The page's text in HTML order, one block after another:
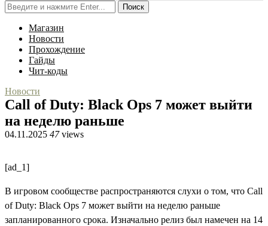
Поиск
Магазин
Новости
Прохождение
Гайды
Чит-коды
Новости
Call of Duty: Black Ops 7 может выйти
на неделю раньше
04.11.2025 47views
[ad_1]
В игровом сообществе распространяются слухи о том, что Call
of Duty: Black Ops 7 может выйти на неделю раньше
запланированного срока. Изначально релиз был намечен на 14